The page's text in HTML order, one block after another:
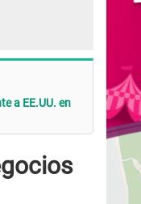
a EE.UU. en